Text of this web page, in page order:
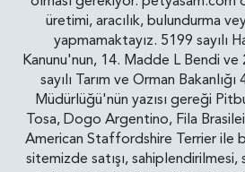
üretimi, aracılık, bulundurma
yapmamaktayız. 5199 sayılı
Kanunu'nun, 14. Madde L Bendi
sayılı Tarım ve Orman
Müdürlüğü'nün yazısı gereği
Tosa, Dogo Argentino, Fila
American Staffordshire Terrier ile
sitemizde satışı, sahiplendirilmesi,